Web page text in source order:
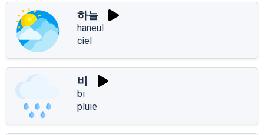
하늘
haneul
ciel
비
bi
pluie